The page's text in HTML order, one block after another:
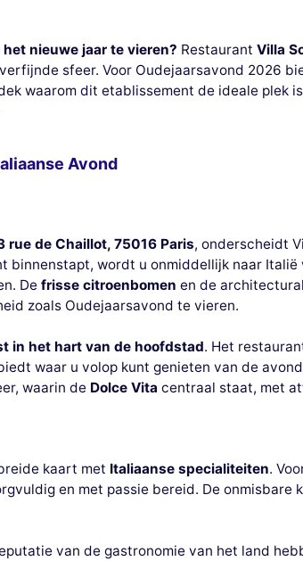
nieuwe jaar te vieren? Restaurant Villa
sfeer. Voor Oudejaarsavond 2026
waarom dit etablissement de ideale plek
Avond
rue de Chaillot, 75016 Paris, onderscheidt
wordt u onmiddellijk naar
De frisse citroenbomen en de
zoals Oudejaarsavond te vieren.
in het hart van de hoofdstad. Het
waar u volop kunt genieten van de
waarin de Dolce Vita centraal staat, met
kaart met Italiaanse specialiteiten.
en met passie bereid. De onmisbare
van de gastronomie van het land